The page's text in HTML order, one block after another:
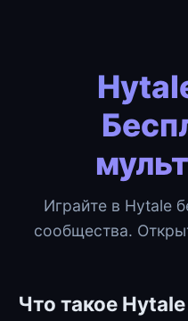
Играйте в Hytale
сообщества.
Что такое Hytale